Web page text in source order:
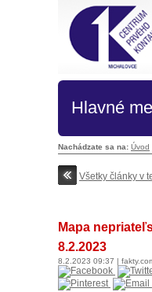
Hlavné
Nachádzate sa na: Úvod
Všetky články v
Mapa
8.2.2023
8.2.2023 09:37 |